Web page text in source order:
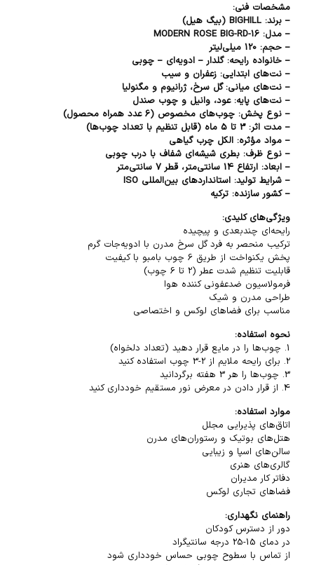
مشخصات فنی:
– برند: BIGHILL (بیگ هیل)
– مدل: MODERN ROSE BIG-RD-16
– حجم: 120 میلی‌لیتر
– خانواده رایحه: گلدار – ادویه‌ای – چوبی
– نت‌های ابتدایی: زعفران و سیب
– نت‌های میانی: گل سرخ، ژرانیوم و مگنولیا
– نت‌های پایه: عود، وانیل و چوب صندل
– نوع پخش: چوب‌های مخصوص (6 عدد همراه محصول)
– مدت اثر: 3 تا 5 ماه (قابل تنظیم با تعداد چوب‌ها)
– مواد مؤثره: الکل چرب گیاهی
– نوع ظرف: بطری شیشه‌ای شفاف با درب چوبی
– ابعاد: ارتفاع 14 سانتی‌متر، قطر 7 سانتی‌متر
– شرایط تولید: استانداردهای بین‌المللی ISO
– کشور سازنده: ترکیه
ویژگی‌های کلیدی:
رایحه‌ای چندبعدی و پیچیده
ترکیب منحصر به فرد گل سرخ مدرن با ادویه‌جات گرم
پخش یکنواخت از طریق 6 چوب بامبو با کیفیت
قابلیت تنظیم شدت عطر (2 تا 6 چوب)
فرمولاسیون ضدعفونی کننده هوا
طراحی مدرن و شیک
مناسب برای فضاهای لوکس و اختصاصی
نحوه استفاده:
1. چوب‌ها را در مایع قرار دهید (تعداد دلخواه)
2. برای رایحه ملایم از 2-3 چوب استفاده کنید
3. چوب‌ها را هر 3 هفته برگردانید
4. از قرار دادن در معرض نور مستقیم خودداری کنید
موارد استفاده:
اتاق‌های پذیرایی مجلل
هتل‌های بوتیک و رستوران‌های مدرن
سالن‌های اسپا و زیبایی
گالری‌های هنری
دفاتر کار مدیران
فضاهای تجاری لوکس
راهنمای نگهداری:
دور از دسترس کودکان
در دمای 15-25 درجه سانتیگراد
از تماس با سطوح چوبی حساس خودداری شود